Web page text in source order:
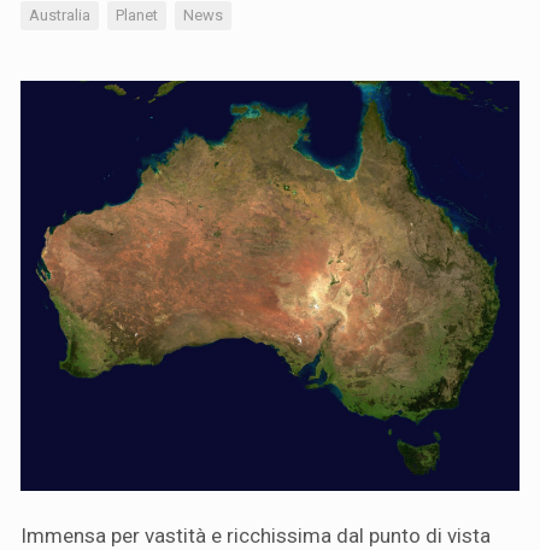
Australia Planet News
Immensa per vastità e ricchissima dal punto di vista